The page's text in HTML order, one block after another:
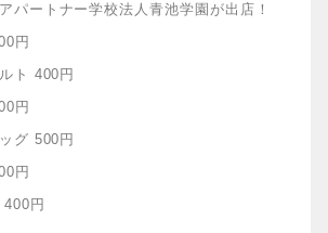
パートナー学校法人青池学園が出店！
円
ト 400円
円
グ 500円
円
400円